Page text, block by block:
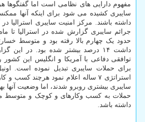
مفهوم دارایی های نظامی است اما گفتگوها
سایبری کشیده می شود برای اینکه آنها
داشته باشند. مرکز امنیت سایبری استرالیا
حدود یک چهارم بالا رفته بود و متوسط
داشت ۱۴ درصد بیشتر شده بود. در
توافقی دفاعی با آمریکا و انگلیس این کشور
برای حملات سایبری تبدیل نموده است.
استراتژی ۷ ساله اعلام نمود هرچند کسب
سایبری بیشتری روبرو شدند، اما وضعیت آنها
حملات به کسب وکارهای و کوچک و متوسط
داشته باشد.